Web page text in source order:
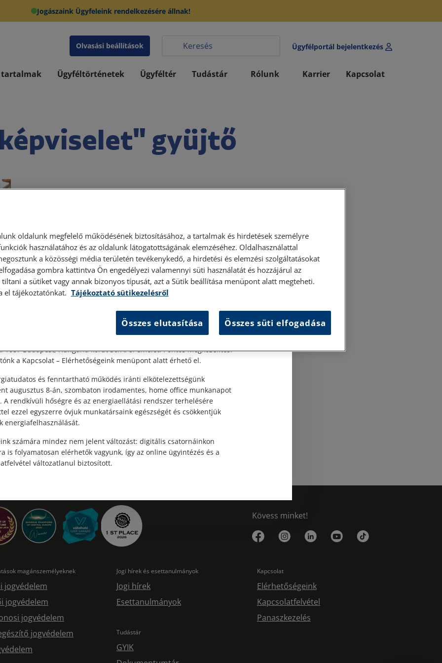
Jogászaink Ügyfeleink rendelkezésére állnak!
Olvasási beállítások Ügyfélportál bejelentkezés
tartalmak Ügyféltörténetek Ügyféltér Tudástár Rólunk Karrier Kapcsolat
gyüjtő
Kövess minket!
magánszemélyeknek
jogvédelem
jogvédelem
jogvédelem
jogvédelem
Jogi hírek és esettanulmányok
Jogi hírek
Esettanulmányok
Tudástár
GYIK
Kapcsolat
Elérhetőségeink
Kapcsolatfelvétel
Panaszkezelés
ügyfélfogadás
ügyfélszolgálatunk telefonon történő előzetes időpontegyeztetés
1087 Budapest, Hungária körút 30/A. 8. emelet. Pontos megközelítési
a Kapcsolat – Elérhetőségeink menüpont alatt érhető el.
és fenntartható működés iránti elkötelezettségünk
augusztus 8-án, szombaton irodamentes, home office munkanapot
A rendkívüli hőségre és az energiaellátási rendszer terhelésére
ezzel egyszerre óvjuk munkatársaink egészségét és csökkentjük
energiafelhasználását.
számára mindez nem jelent változást: digitális csatornáinkon
is folyamatosan elérhetők vagyunk, így az online ügyintézés és a
változatlanul biztosított.
oldalunk megfelelő működésének biztosításához, a tartalmak és hirdetések személyre
használatához és az oldalunk látogatottságának elemzéséhez. Oldalhasználattal
a közösségi média területén tevékenykedő, a hirdetési és elemzési szolgáltatásokat
gombra kattintva Ön engedélyezi valamennyi süti használatát és hozzájárul az
tiltani a sütiket vagy annak bizonyos típusát, azt a Sütik beállítása menüpont alatt megteheti.
el tájékoztatónkat. Tájékoztató sütikezelésről
Összes elutasítása Összes süti elfogadása